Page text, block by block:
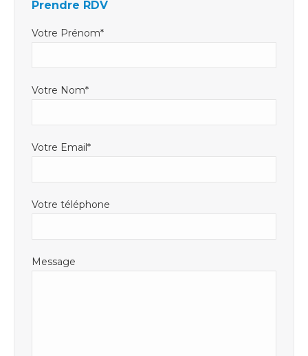
une
fenêtre
une
fenêtre
dans
nouvelle
Prendre RDV
Votre Prénom*
Votre Nom*
Votre Email*
Votre téléphone
Message